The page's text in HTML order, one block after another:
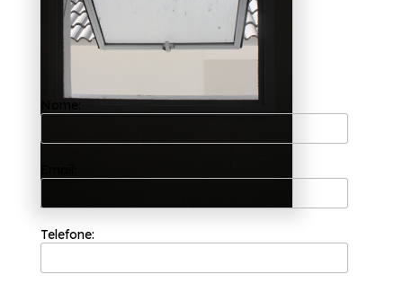
Querendo encontrar janela de banheiro de
alumínio branco Cambuci? Para um serviço
de qualidade, a Esquadriflex oferece as
melhores soluções na categoria de
possível encontrar: esquadrias alumínio
qualidade também está relacionada à
leveza que o matéria apresenta. Não deixe
informações sobre cada opção oferecida
Nome:
Telefone: